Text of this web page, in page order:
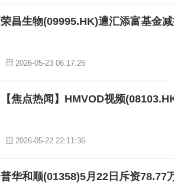
荣昌生物(09995.HK)遭汇添富基金
2026-05-23 06:17:26
【焦点热闻】HMVOD视频
2026-05-22 22:11:36
普华和顺(01358)5月22日斥资78.77